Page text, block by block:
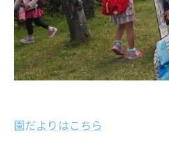
園だよりはこちら